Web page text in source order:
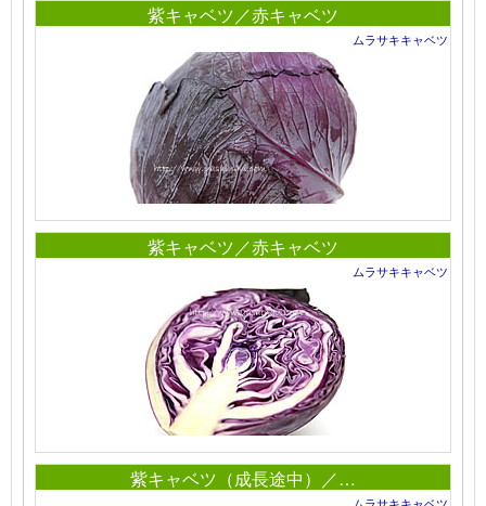
紫キャベツ／赤キャベツ
ムラサキキャベツ
紫キャベツ／赤キャベツ
ムラサキキャベツ
紫キャベツ（成長途中）／…